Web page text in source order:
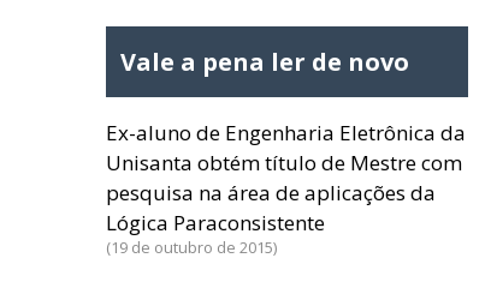
Vale a pena ler de novo
Ex-aluno de Engenharia Eletrônica da
Unisanta obtém título de Mestre com
pesquisa na área de aplicações da
Lógica Paraconsistente
19 de outubro de 2015